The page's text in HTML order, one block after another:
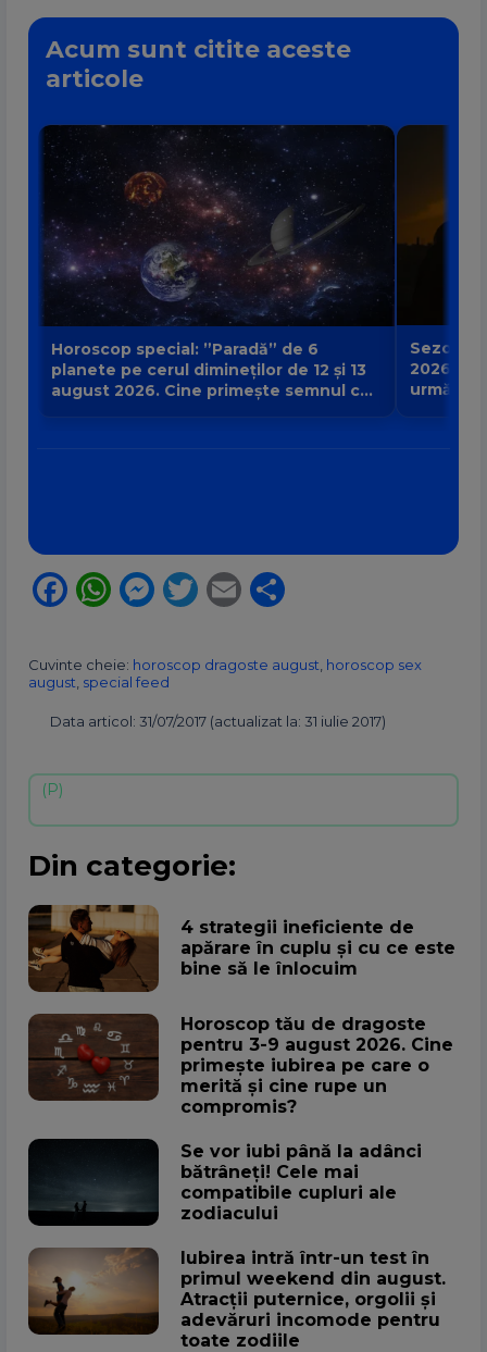
Acum sunt citite aceste
articole
Horoscop special: ”Paradă” de 6
planete pe cerul dimineților de 12 și 13
august 2026. Cine primește semnul că
Sezonul
2026
urmă și
Facebook
WhatsApp
Messenger
Twitter
Email
Cuvinte cheie: horoscop dragoste august horoscop sex
august special feed
Data articol: 31/07/2017 (actualizat la: 31 iulie 2017)
Din categorie:
4 strategii ineficiente de
apărare în cuplu și cu ce este
bine să le înlocuim
Horoscop tău de dragoste
pentru 3-9 august 2026. Cine
primește iubirea pe care o
merită și cine rupe un
compromis?
Se vor iubi până la adânci
bătrâneți! Cele mai
compatibile cupluri ale
zodiacului
Iubirea intră într-un test în
primul weekend din august.
Atracții puternice, orgolii și
adevăruri incomode pentru
toate zodiile